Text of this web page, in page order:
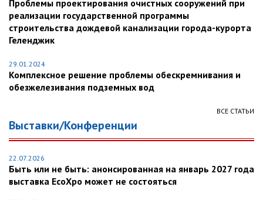
Проблемы проектирования очистных сооружений при
реализации государственной программы
строительства дождевой канализации города-курорта
Геленджик
29.01.2024
Комплексное решение проблемы обескремнивания и
обезжелезивания подземных вод
ВСЕ СТАТЬИ
Выставки/Конференции
22.07.2026
Быть или не быть: анонсированная на январь 2027 года
выставка EcoXpo может не состояться